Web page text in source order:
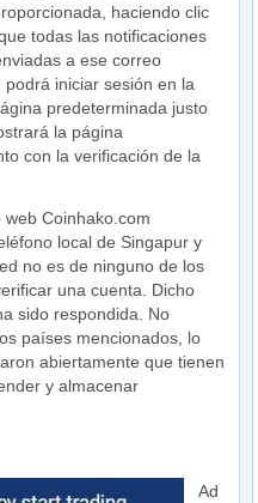
haciendo clic
todas las notificaciones
a ese correo
iniciar sesión en la
predeterminada justo
la página
con la verificación de la
Coinhako.com
local de Singapur y
no es de ninguno de los
una cuenta. Dicho
sido respondida. No
países mencionados, lo
abiertamente que tienen
y almacenar
Ad